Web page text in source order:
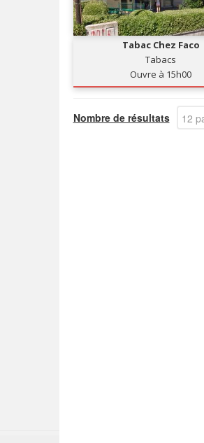
Tabac Chez Faco
Tabacs
Ouvre à 15h00
Nombre de résultats 12